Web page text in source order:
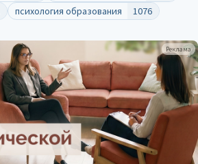
Реклама
психология образования
1076